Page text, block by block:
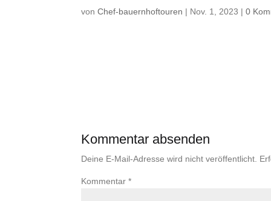
vonChef-bauernhoftouren | Nov. 1, 2023 |0
Kommentar absenden
Deine E-Mail-Adresse wird nicht veröffentlicht.
Kommentar*